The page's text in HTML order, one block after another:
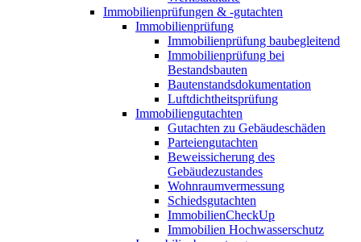
Immobilienprüfungen & -gutachten
Immobilienprüfung
Immobilienprüfung baubegleitend
Immobilienprüfung bei
Bestandsbauten
Bautenstandsdokumentation
Luftdichtheitsprüfung
Immobiliengutachten
Gutachten zu Gebäudeschäden
Parteiengutachten
Beweissicherung des
Gebäudezustandes
Wohnraumvermessung
Schiedsgutachten
ImmobilienCheckUp
Immobilien Hochwasserschutz